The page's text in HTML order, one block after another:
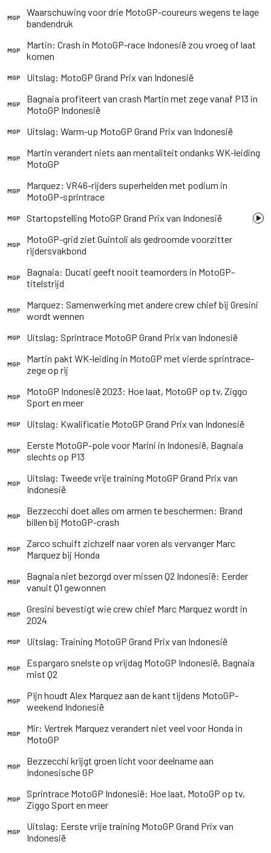
MGP
Waarschuwing voor drie MotoGP-coureurs wegens te lage
bandendruk
MGP
Martin: Crash in MotoGP-race Indonesië zou vroeg of laat
komen
MGP Uitslag: MotoGP Grand Prix van Indonesië
MGP
Bagnaia profiteert van crash Martin met zege vanaf P13 in
MotoGP Indonesië
MGP Uitslag: Warm-up MotoGP Grand Prix van Indonesië
MGP
Martin verandert niets aan mentaliteit ondanks WK-leiding
MotoGP
MGP
Marquez: VR46-rijders superhelden met podium in
MotoGP-sprintrace
MGP Startopstelling MotoGP Grand Prix van Indonesië
MGP
MotoGP-grid ziet Guintoli als gedroomde voorzitter
rijdersvakbond
MGP
Bagnaia: Ducati geeft nooit teamorders in MotoGP-
titelstrijd
MGP
Marquez: Samenwerking met andere crew chief bij Gresini
wordt wennen
MGP Uitslag: Sprintrace MotoGP Grand Prix van Indonesië
MGP
Martin pakt WK-leiding in MotoGP met vierde sprintrace-
zege op rij
MGP
MotoGP Indonesië 2023: Hoe laat, MotoGP op tv, Ziggo
Sport en meer
MGP Uitslag: Kwalificatie MotoGP Grand Prix van Indonesië
MGP
Eerste MotoGP-pole voor Marini in Indonesië, Bagnaia
slechts op P13
MGP
Uitslag: Tweede vrije training MotoGP Grand Prix van
Indonesië
MGP
Bezzecchi doet alles om armen te beschermen: Brand
billen bij MotoGP-crash
MGP
Zarco schuift zichzelf naar voren als vervanger Marc
Marquez bij Honda
MGP
Bagnaia niet bezorgd over missen Q2 Indonesië: Eerder
vanuit Q1 gewonnen
MGP
Gresini bevestigt wie crew chief Marc Marquez wordt in
2024
MGP Uitslag: Training MotoGP Grand Prix van Indonesië
MGP
Espargaro snelste op vrijdag MotoGP Indonesië, Bagnaia
mist Q2
MGP
Pijn houdt Alex Marquez aan de kant tijdens MotoGP-
weekend Indonesië
MGP
Mir: Vertrek Marquez verandert niet veel voor Honda in
MotoGP
MGP
Bezzecchi krijgt groen licht voor deelname aan
Indonesische GP
MGP
Sprintrace MotoGP Indonesië: Hoe laat, MotoGP op tv,
Ziggo Sport en meer
MGP
Uitslag: Eerste vrije training MotoGP Grand Prix van
Indonesië